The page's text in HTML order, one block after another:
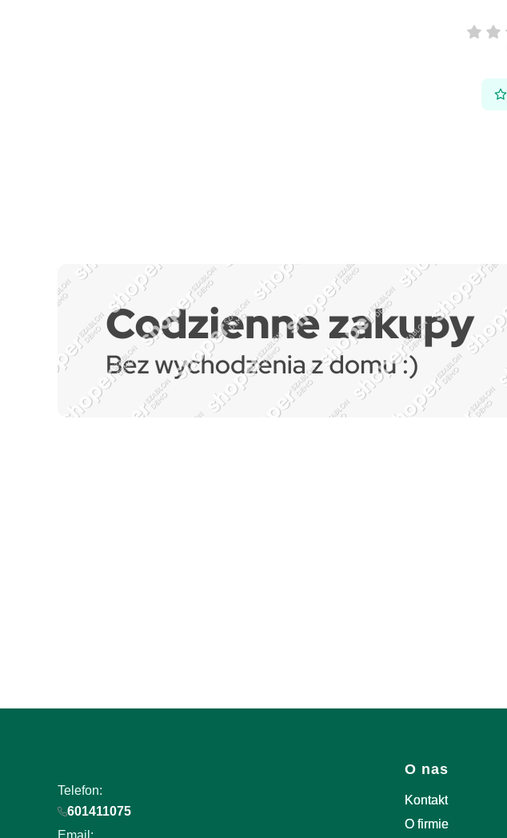
Telefon:
601411075
Email:
Linki w stopce
O nas
Kontakt
O firmie